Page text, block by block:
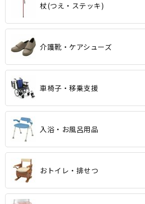
杖(つえ・ステッキ)
介護靴・ケアシューズ
車椅子・移乗支援
入浴・お風呂用品
おトイレ・排せつ